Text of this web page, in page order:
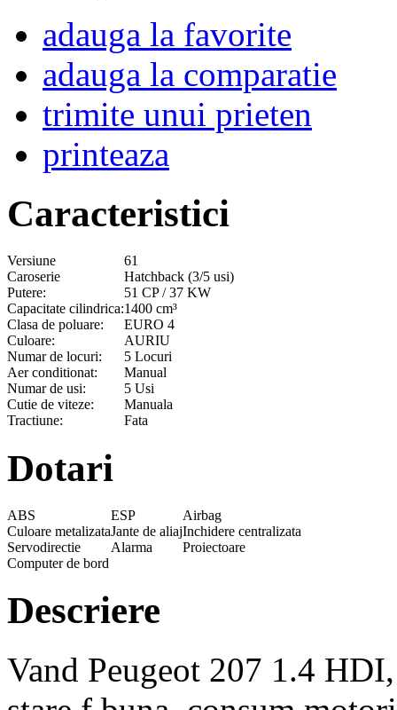
adauga la favorite
adauga la comparatie
trimite unui prieten
printeaza
Caracteristici
Versiune
61
Caroserie
Hatchback (3/5 usi)
Putere:
51 CP / 37 KW
Capacitate cilindrica:1400 cm³
Clasa de poluare:
EURO 4
Culoare:
AURIU
Numar de locuri:
5 Locuri
Aer conditionat:
Manual
Numar de usi:
5 Usi
Cutie de viteze:
Manuala
Tractiune:
Fata
Dotari
ABS ESP
Airbag
Culoare metalizataJante de aliajInchidere centralizata
Servodirectie
Alarma
Proiectoare
Computer de bord
Descriere
Vand Peugeot 207 1.4